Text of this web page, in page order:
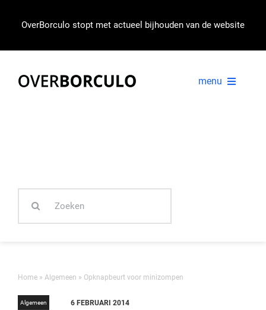
OverBorculo stopt met actueel bijhouden van de website
menu
naar:
Home» Algemeen » Opknapbeurt voor minizompen
Algemeen 6 FEBRUARI 2014